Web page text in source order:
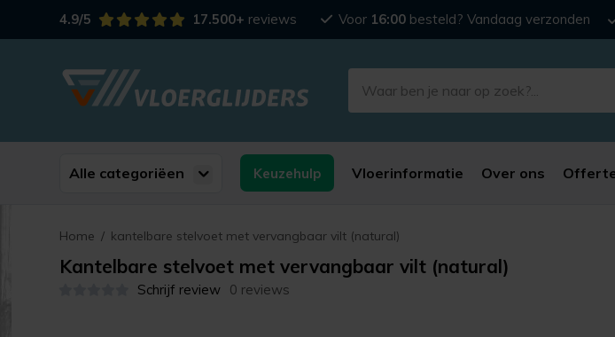
4.9/5 17.500+ reviews Voor 16:00besteld? Vandaag verzonden
Alle categoriëen Keuzehulp Vloerinformatie Over ons
Home / kantelbare stelvoet met vervangbaar vilt (natural)
Kantelbare stelvoet met vervangbaar vilt (natural)
Schrijf review 0 reviews